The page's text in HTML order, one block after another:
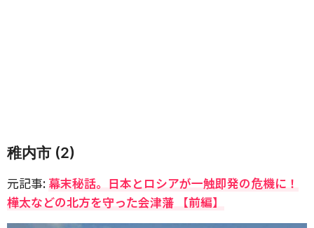
稚内市 (2)
元記事: 幕末秘話。日本とロシアが一触即発の危機に！
樺太などの北方を守った会津藩 【前編】